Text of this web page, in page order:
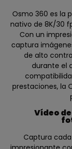
Osmo 360 es la
nativo de 8K/30
Con un
captura
de alto
durante el
prestaciones, la
Vídeo
Captura